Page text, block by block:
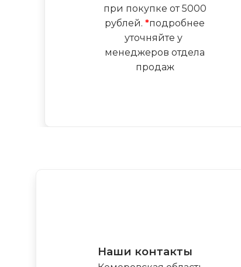
при покупке от 5000
рублей.*подробнее
уточняйте у
менеджеров отдела
продаж
Наши контакты